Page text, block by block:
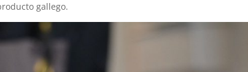
gallego.